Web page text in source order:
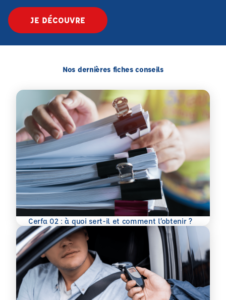
JE DÉCOUVRE
Nos dernières fiches conseils
Cerfa 02 : à quoi sert-il et comment l’obtenir ?
En savoir plus